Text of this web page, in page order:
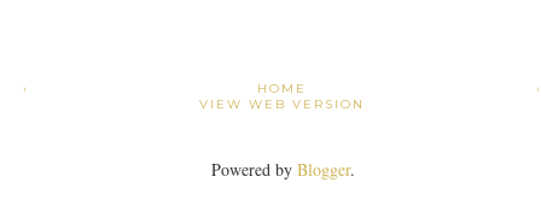
›
HOME
VIEW WEB VERSION
Powered by Blogger.